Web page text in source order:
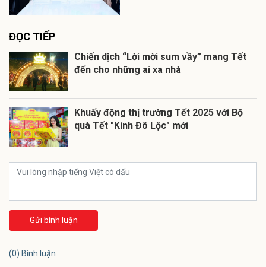
ĐỌC TIẾP
Chiến dịch “Lời mời sum vầy” mang Tết
đến cho những ai xa nhà
Khuấy động thị trường Tết 2025 với Bộ
quà Tết "Kinh Đô Lộc" mới
Gửi bình luận
(0) Bình luận